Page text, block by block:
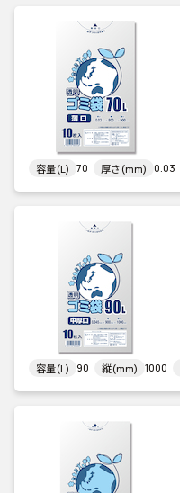
容量(L) 70 厚さ(mm) 0.03
容量(L) 90 縦(mm) 1000